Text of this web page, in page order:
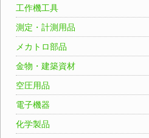
工作機工具
測定・計測用品
メカトロ部品
金物・建築資材
空圧用品
電子機器
化学製品